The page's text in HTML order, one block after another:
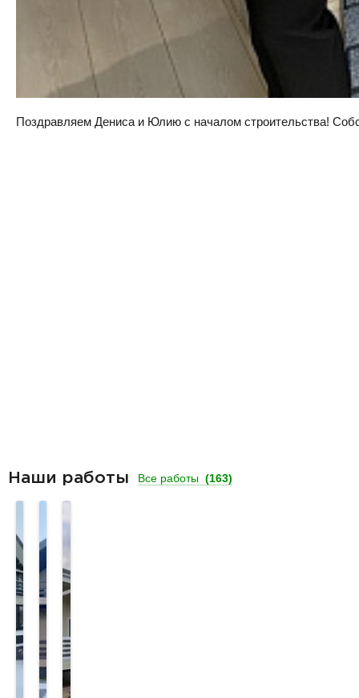
Поздравляем Дениса и Юлию с началом строительства!
Наши работы Все работы (163)